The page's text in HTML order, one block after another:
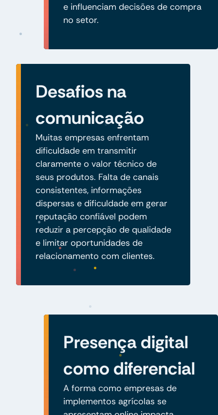
e influenciam decisões de compra
no setor.
Desafios na
comunicação
Muitas empresas enfrentam
dificuldade em transmitir
claramente o valor técnico de
seus produtos. Falta de canais
consistentes, informações
dispersas e dificuldade em gerar
reputação confiável podem
reduzir a percepção de qualidade
e limitar oportunidades de
relacionamento com clientes.
Presença digital
como diferencial
A forma como empresas de
implementos agrícolas se